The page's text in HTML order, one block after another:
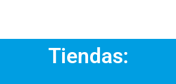
Tiendas: